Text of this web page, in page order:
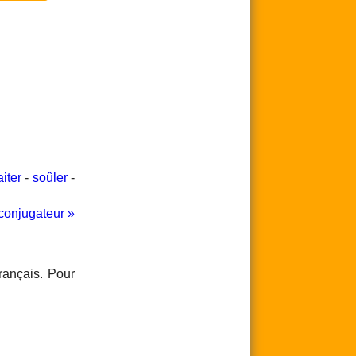
- soûler-
»
Pour